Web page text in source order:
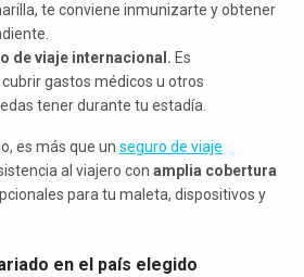
te conviene inmunizarte y obtener
de viaje internacional. Es
gastos médicos u otros
tener durante tu estadía.
es más que un seguro de viaje
al viajero con amplia cobertura
para tu maleta, dispositivos y
en el país elegido